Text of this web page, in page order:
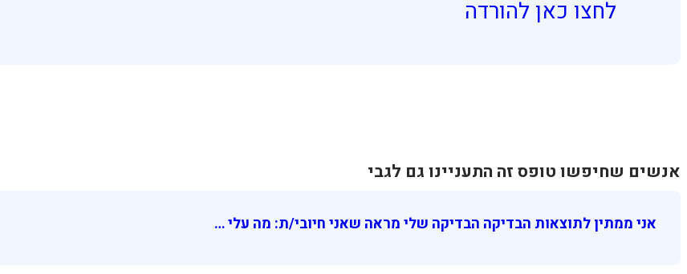
לחצו כאן להורדה
אנשים שחיפשו טופס זה התעניינו גם לגבי
אני ממתין לתוצאות הבדיקה הבדיקה שלי מראה שאני חיובי/ת: מה עלי …